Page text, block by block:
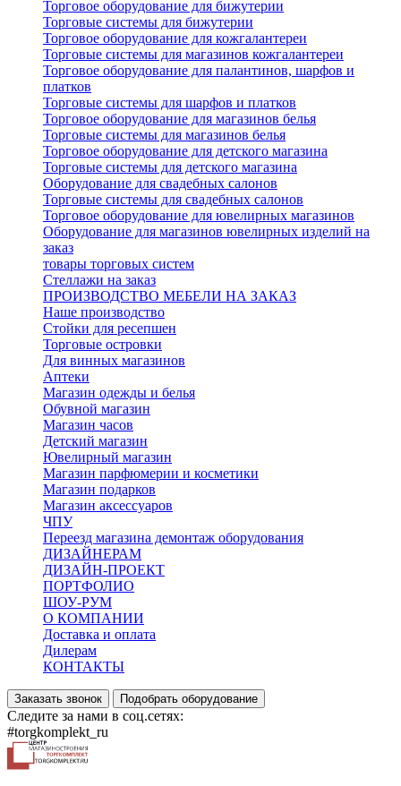
Торговое оборудование для бижутерии
Торговые системы для бижутерии
Торговое оборудование для кожгалантереи
Торговые системы для магазинов кожгалантереи
Торговое оборудование для палантинов, шарфов и
платков
Торговые системы для шарфов и платков
Торговое оборудование для магазинов белья
Торговые системы для магазинов белья
Торговое оборудование для детского магазина
Торговые системы для детского магазина
Оборудование для свадебных салонов
Торговые системы для свадебных салонов
Торговое оборудование для ювелирных магазинов
Оборудование для магазинов ювелирных изделий на
заказ
товары торговых систем
Стеллажи на заказ
ПРОИЗВОДСТВО МЕБЕЛИ НА ЗАКАЗ
Наше производство
Стойки для ресепшен
Торговые островки
Для винных магазинов
Аптеки
Магазин одежды и белья
Обувной магазин
Магазин часов
Детский магазин
Ювелирный магазин
Магазин парфюмерии и косметики
Магазин подарков
Магазин аксессуаров
ЧПУ
Переезд магазина демонтаж оборудования
ДИЗАЙНЕРАМ
ДИЗАЙН-ПРОЕКТ
ПОРТФОЛИО
ШОУ-РУМ
О КОМПАНИИ
Доставка и оплата
Дилерам
КОНТАКТЫ
Заказать звонок Подобрать оборудование
Следите за нами в соц.сетях:
#torgkomplekt_ru